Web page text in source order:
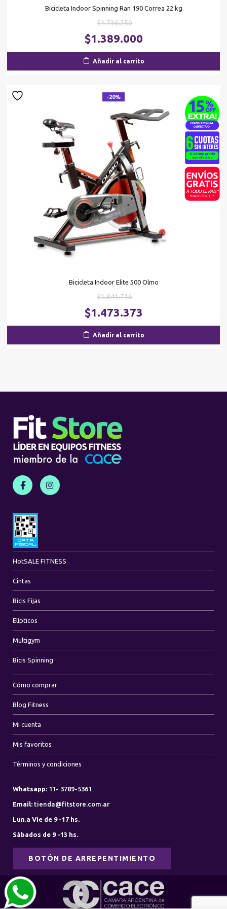
Bicicleta Indoor Spinning Ran 190 Correa 22 kg
$1.736.250El
precio
original
era:
$1.389.000
Añadir al carrito
-20%
Bicicleta Indoor Elite 500 Olmo
$1.841.716El
precio
original
era:
$1.473.373
Añadir al carrito
HotSALE FITNESS
Cintas
Bicis Fijas
Elípticos
Multigym
Bicis Spinning
Cómo comprar
Blog Fitness
Mi cuenta
Mis favoritos
Términos y condiciones
Whatsapp: 11- 3789-5361
Email: tienda@fitstore.com.ar
Lun.a Vie de 9 -17 hs.
Sábados de 9 -13 hs.
BOTÓN DE ARREPENTIMIENTO